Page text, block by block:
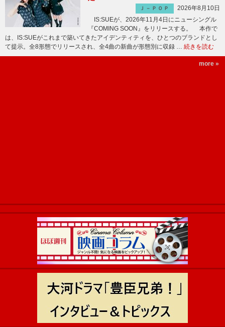
Ｊ－ＰＯＰ
2026年8月10日
IS:SUEが、2026年11月4日にニューシングル
『COMING SOON』をリリースする。 本作で
は、IS:SUEがこれまで築いてきたアイデンティティを、ひとつのブランドとし
て提示。全8形態でリリースされ、全4曲の新曲が形態別に収録 … 続きを読む
more »